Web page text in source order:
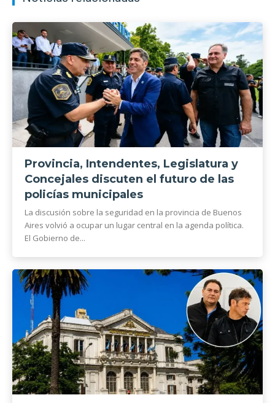
Provincia, Intendentes, Legislatura y
Concejales discuten el futuro de las
policías municipales
La discusión sobre la seguridad en la provincia de Buenos
Aires volvió a ocupar un lugar central en la agenda política.
El Gobierno de...